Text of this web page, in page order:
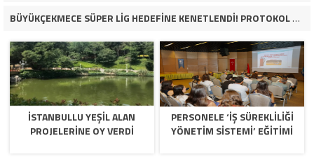
BÜYÜKÇEKMECE SÜPER LİG HEDEFİNE KENETLENDİ! PROTOKOL VE İŞ DÜNYASINDAN BASKETBOL TAKIMINA TAM DESTEK…
İSTANBULLU YEŞİL ALAN
PROJELERİNE OY VERDİ
PERSONELE ‘İŞ SÜREKLİLİĞİ
YÖNETİM SİSTEMİ’ EĞİTİMİ